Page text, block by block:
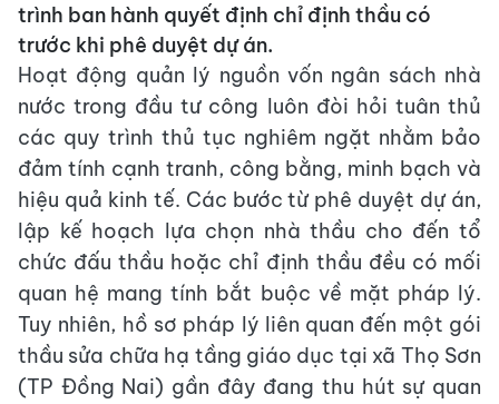
trình ban hành quyết định chỉ định thầu có
trước khi phê duyệt dự án.
Hoạt động quản lý nguồn vốn ngân sách nhà
nước trong đầu tư công luôn đòi hỏi tuân thủ
các quy trình thủ tục nghiêm ngặt nhằm bảo
đảm tính cạnh tranh, công bằng, minh bạch và
hiệu quả kinh tế. Các bước từ phê duyệt dự án,
lập kế hoạch lựa chọn nhà thầu cho đến tổ
chức đấu thầu hoặc chỉ định thầu đều có mối
quan hệ mang tính bắt buộc về mặt pháp lý.
Tuy nhiên, hồ sơ pháp lý liên quan đến một gói
thầu sửa chữa hạ tầng giáo dục tại xã Thọ Sơn
(TP Đồng Nai) gần đây đang thu hút sự quan